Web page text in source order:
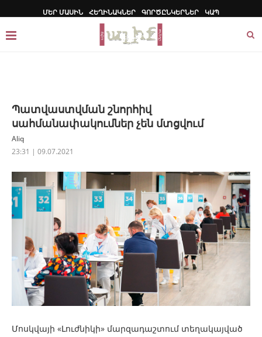
ՄԵՐ ՄԱՍԻՆ ՀԵՂԻՆԱԿՆԵՐ ԳՈՐԾԸՆԿԵՐՆԵՐ ԿԱՊ
Պատվաստվման շնորհիվ
սահմանափակումներ չեն մտցվում
Aliq
23:31 | 09.07.2021
Մոսկվայի «Լուժնիկի» մարզադաշտում տեղակայված